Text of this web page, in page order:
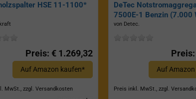
HSE 11-1100*
Preis: € 1.269,32
Auf Amazon kaufen*
MwSt., zzgl. Versandkosten
DeTec
7500E-1 Benzin (7.000
von Detec.
Auf
Preis inkl. MwSt., zzgl.